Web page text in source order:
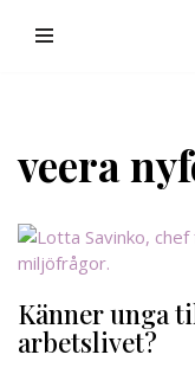
veera
Känner unga
arbetslivet?